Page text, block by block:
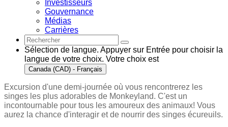
Investisseurs
Gouvernance
Médias
Carrières
Sélection de langue. Appuyer sur Entrée pour choisir la
langue de votre choix. Votre choix est
Canada (CAD) - Français
Excursion d'une demi-journée où vous rencontrerez les
singes les plus adorables de Monkeyland. C'est un
incontournable pour tous les amoureux des animaux! Vous
aurez la chance d'interagir et de nourrir des singes écureuils.